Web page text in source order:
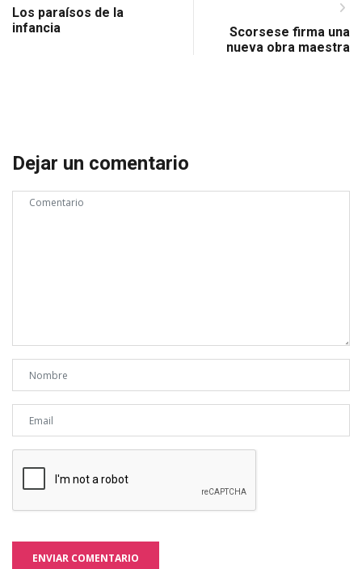
Los paraísos de la
infancia
Scorsese firma una
nueva obra maestra
Dejar un comentario
ENVIAR COMENTARIO